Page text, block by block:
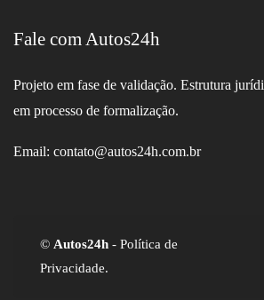
Fale com Autos24h
Projeto em fase de validação. Estrutura
em processo de formalização.
Email: contato@autos24h.com.br
© Autos24h - Política de
Privacidade.